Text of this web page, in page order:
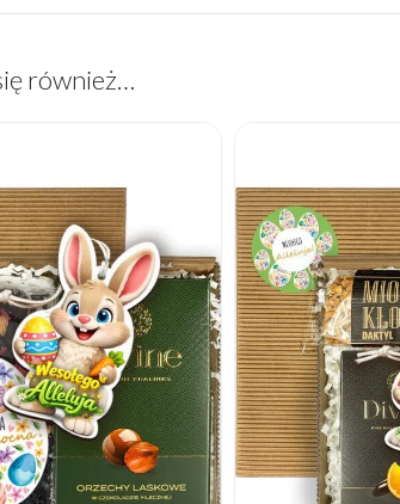
również…